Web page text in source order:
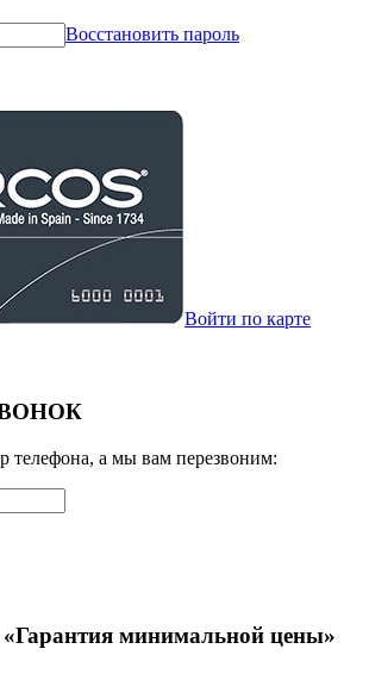
Восстановить пароль
Войти по карте
телефона, а мы вам перезвоним:
минимальной цены»